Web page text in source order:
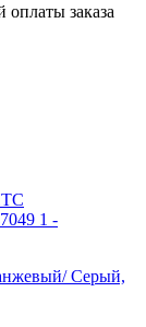
оплаты заказа
Серый,